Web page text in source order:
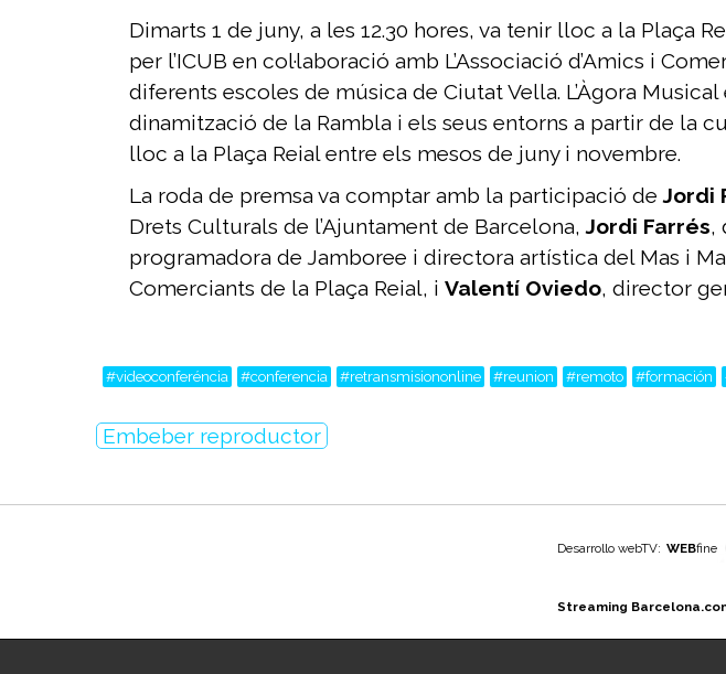
Dimarts 1 de juny, a les 12.30 hores, va tenir lloc a la Plaça
per l’ICUB en col·laboració amb L’Associació d’Amics i
diferents escoles de música de Ciutat Vella. L’Àgora
dinamització de la Rambla i els seus entorns a partir de la
lloc a la Plaça Reial entre els mesos de juny i novembre.
La roda de premsa va comptar amb la participació deJordi
Drets Culturals de l’Ajuntament de Barcelona,Jordi Farrés,
programadora de Jamboree i directora artística del Mas i
Comerciants de la Plaça Reial, iValentí Oviedo, director
#videoconferéncia #conferencia #retransmisiononline #reunion #remoto #formación
Embeber reproductor
Desarrollo webTV: WEBfine
Streaming